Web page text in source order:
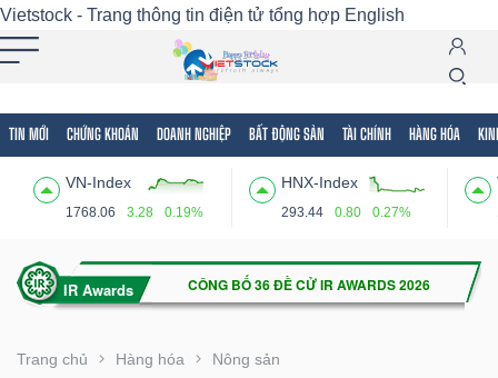
Vietstock - Trang thông tin điện tử tổng hợp English
TIN MỚI CHỨNG KHOÁN DOANH NGHIỆP BẤT ĐỘNG SẢN TÀI CHÍNH HÀNG HÓA
VN-Index
1768.06 3.28 0.19%
HNX-Index
293.44 0.80 0.27%
Trang chủ Hàng hóa Nông sản
Tất cả Tính năng Ngành Mã chứng khoán
Tính
(-)
VIETSTOCK